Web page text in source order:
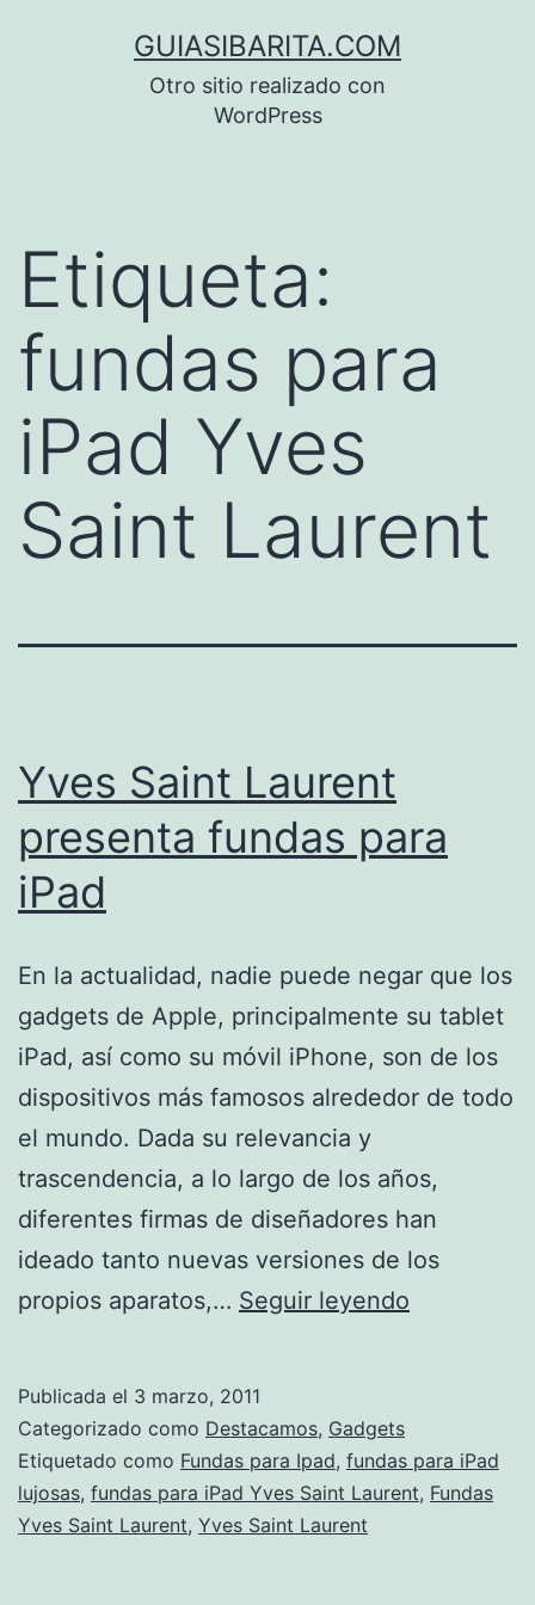
GUIASIBARITA.COM
Otro sitio realizado con
WordPress
Etiqueta:
fundas para
iPad Yves
Saint Laurent
Yves Saint Laurent
presenta fundas para
iPad
En la actualidad, nadie puede negar que los
gadgets de Apple, principalmente su tablet
iPad, así como su móvil iPhone, son de los
dispositivos más famosos alrededor de todo
el mundo. Dada su relevancia y
trascendencia, a lo largo de los años,
diferentes firmas de diseñadores han
ideado tanto nuevas versiones de los
propios aparatos,… Seguir leyendo
fundas
para
Publicada el 3 marzo, 2011
Categorizado como Destacamos, Gadgets
Etiquetado como Fundas para Ipad, fundas para iPad
lujosas, fundas para iPad Yves Saint Laurent, Fundas
Yves Saint Laurent, Yves Saint Laurent